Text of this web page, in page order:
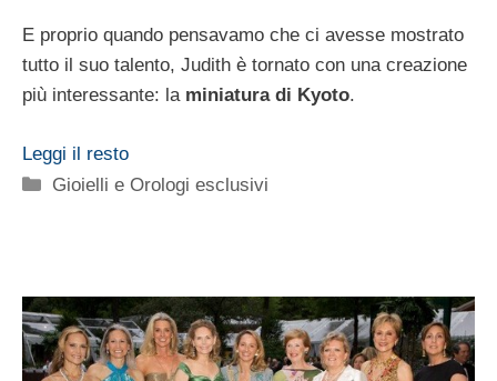
E proprio quando pensavamo che ci avesse mostrato
tutto il suo talento, Judith è tornato con una creazione
più interessante: la miniatura di Kyoto.
Leggi il resto
Categorie
Gioielli e Orologi esclusivi